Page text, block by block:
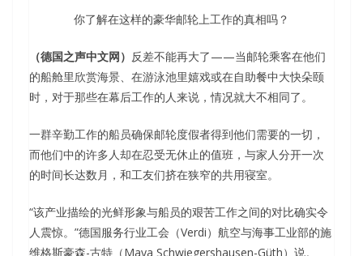
你了解在这样的豪华邮轮上工作的真相吗？
（德国之声中文网） 反差不能再大了——当邮轮乘客在他们
的船舱里欣赏海景、在游泳池里嬉戏或在自助餐中大快朵颐
时，对于那些在幕后工作的人来说，情况就大不相同了。
一群辛勤工作的船员确保邮轮度假者得到他们需要的一切，
而他们中的许多人却在忍受无休止的值班，与家人分开一次
的时间长达数月，和工友们挤在狭窄的共用寝室。
“该产业描绘的光鲜形象与船员的艰苦工作之间的对比确实令
人震惊。”德国服务行业工会（Verdi）航空与海事工业部的施
维格斯豪森-古特（Maya Schwiegershausen-Güth）说。